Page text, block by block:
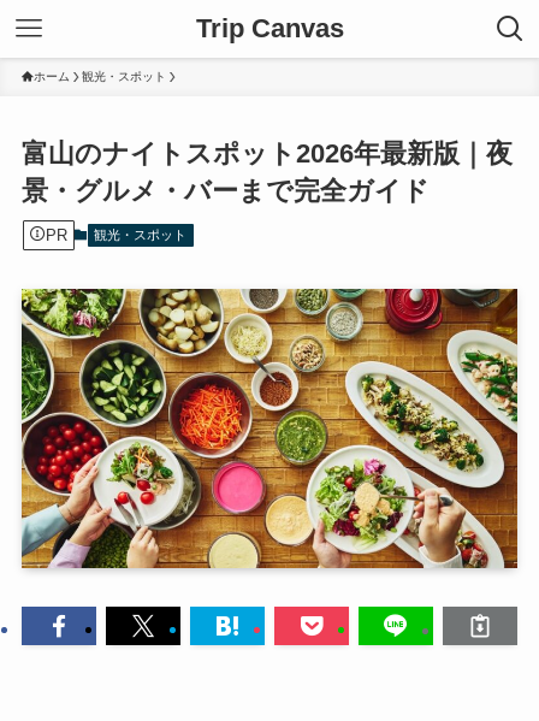
Trip Canvas
ホーム 観光・スポット
富山のナイトスポット2026年最新版｜夜
景・グルメ・バーまで完全ガイド
PR 観光・スポット